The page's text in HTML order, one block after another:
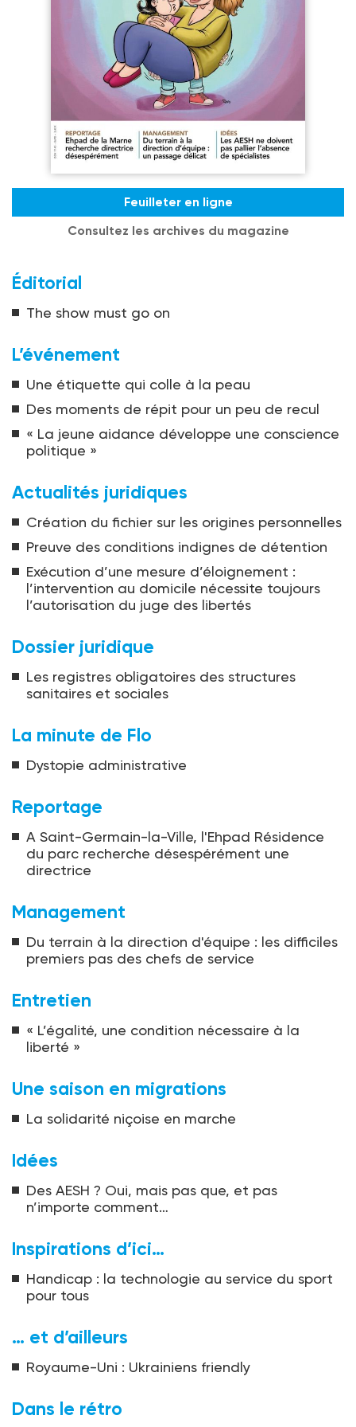
Feuilleter en ligne
Consultez les archives du magazine
Éditorial
The show must go on
L’événement
Une étiquette qui colle à la peau
Des moments de répit pour un peu de recul
« La jeune aidance développe une conscience
politique »
Actualités juridiques
Création du fichier sur les origines personnelles
Preuve des conditions indignes de détention
Exécution d’une mesure d’éloignement :
l’intervention au domicile nécessite toujours
l’autorisation du juge des libertés
Dossier juridique
Les registres obligatoires des structures
sanitaires et sociales
La minute de Flo
Dystopie administrative
Reportage
A Saint-Germain-la-Ville, l'Ehpad Résidence
du parc recherche désespérément une
directrice
Management
Du terrain à la direction d'équipe : les difficiles
premiers pas des chefs de service
Entretien
« L’égalité, une condition nécessaire à la
liberté »
Une saison en migrations
La solidarité niçoise en marche
Idées
Des AESH ? Oui, mais pas que, et pas
n’importe comment…
Inspirations d’ici…
Handicap : la technologie au service du sport
pour tous
… et d’ailleurs
Royaume-Uni : Ukrainiens friendly
Dans le rétro